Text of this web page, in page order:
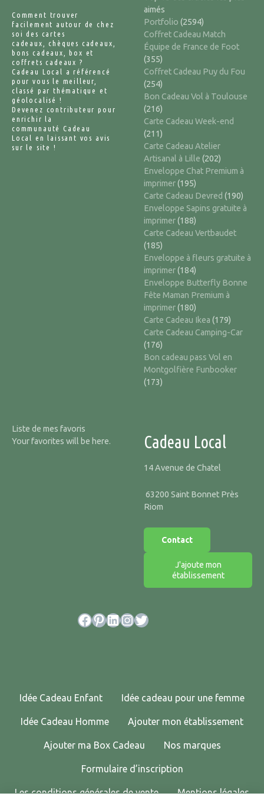
Comment trouver
facilement autour de chez
soi des cartes
cadeaux, chèques cadeaux,
bons cadeaux, box et
coffrets cadeaux ?
Cadeau Local a référencé
pour vous le meilleur,
classé par thématique et
géolocalisé !
Devenez contributeur pour
enrichir la
communauté Cadeau
Local en laissant vos avis
sur le site !
aimés
Portfolio (2594)
Coffret Cadeau Match
Équipe de France de Foot
(355)
Coffret Cadeau Puy du Fou
(254)
Bon Cadeau Vol à Toulouse
(216)
Carte Cadeau Week-end
(211)
Carte Cadeau Atelier
Artisanal à Lille (202)
Enveloppe Chat Premium à
imprimer(195)
Carte Cadeau Devred (190)
Enveloppe Sapins gratuite à
imprimer(188)
Carte Cadeau Vertbaudet
(185)
Enveloppe à fleurs gratuite à
imprimer(184)
Enveloppe Butterfly Bonne
Fête Maman Premium à
imprimer(180)
Carte Cadeau Ikea (179)
Carte Cadeau Camping-Car
(176)
Bon cadeau pass Vol en
Montgolfière Funbooker
(173)
Liste de mes favoris
Your favorites will be here.
Cadeau Local
14 Avenue de Chatel
63200 Saint Bonnet Près
Riom
Contact
J'ajoute mon
établissement
Facebook Pinterest LinkedIn InstagramTwitter
Idée Cadeau Enfant Idée cadeau pour une femme
Idée Cadeau Homme Ajouter mon établissement
Ajouter ma Box Cadeau Nos marques
Formulaire d’inscription
Les conditions générales de vente Mentions légales